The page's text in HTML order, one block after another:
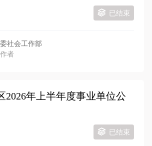
已结束
社会工作部
者
2026年上半年度事业单位公
已结束